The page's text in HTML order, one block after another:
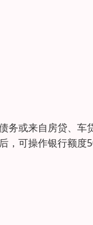
或来自房贷、
可操作银行额度